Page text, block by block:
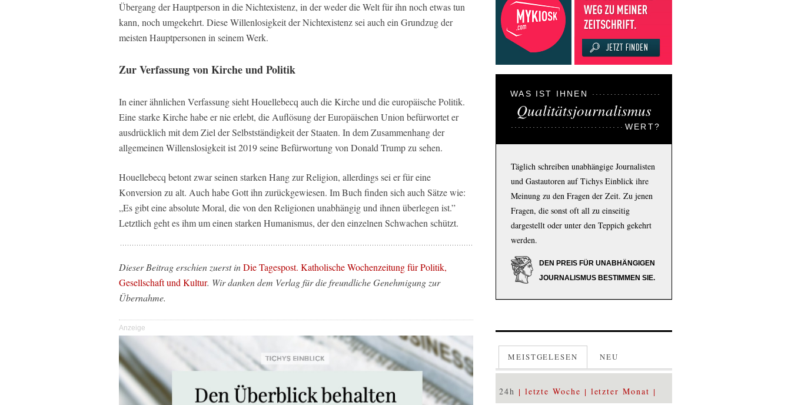
Übergang der Hauptperson in die Nichtexistenz, in der weder die Welt für ihn noch etwas tun
kann, noch umgekehrt. Diese Willenlosigkeit der Nichtexistenz sei auch ein Grundzug der
meisten Hauptpersonen in seinem Werk.
Zur Verfassung von Kirche und Politik
In einer ähnlichen Verfassung sieht Houellebecq auch die Kirche und die europäische Politik.
Eine starke Kirche habe er nie erlebt, die Auflösung der Europäischen Union befürwortet er
ausdrücklich mit dem Ziel der Selbstständigkeit der Staaten. In dem Zusammenhang der
allgemeinen Willenslosigkeit ist 2019 seine Befürwortung von Donald Trump zu sehen.
Houellebecq betont zwar seinen starken Hang zur Religion, allerdings sei er für eine
Konversion zu alt. Auch habe Gott ihn zurückgewiesen. Im Buch finden sich auch Sätze wie:
„Es gibt eine absolute Moral, die von den Religionen unabhängig und ihnen überlegen ist.”
Letztlich geht es ihm um einen starken Humanismus, der den einzelnen Schwachen schützt.
Dieser Beitrag erschien zuerst inDie Tagespost. Katholische Wochenzeitung für Politik,
Gesellschaft und Kultur. Wir danken dem Verlag für die freundliche Genehmigung zur
Übernahme.
Anzeige
WAS IST IHNEN
Qualitätsjournalismus
WERT?
Täglich schreiben unabhängige Journalisten
und Gastautoren auf Tichys Einblick ihre
Meinung zu den Fragen der Zeit. Zu jenen
Fragen, die sonst oft all zu einseitig
dargestellt oder unter den Teppich gekehrt
werden.
DEN PREIS FÜR UNABHÄNGIGEN
JOURNALISMUS BESTIMMEN SIE.
MEISTGELESEN NEU
24h letzte Woche letzter Monat